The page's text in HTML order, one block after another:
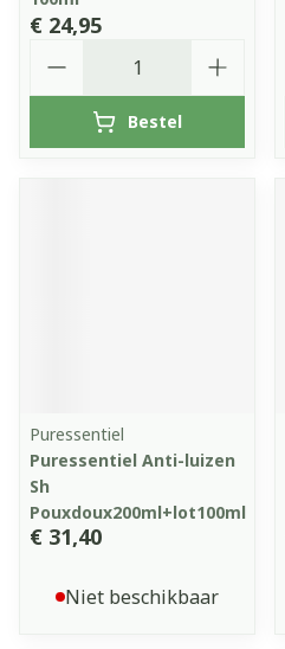
€ 24,95
Bestel
Puressentiel
Puressentiel Anti-luizen
Sh
Pouxdoux200ml+lot100ml
€ 31,40
Niet beschikbaar